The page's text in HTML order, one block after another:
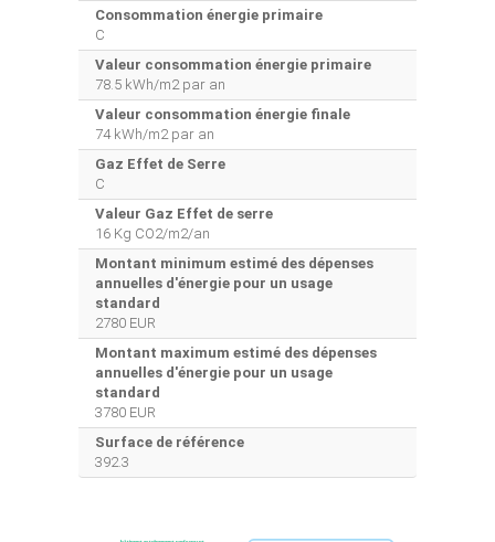
Consommation énergie primaire
C
Valeur consommation énergie primaire
78.5 kWh/m2 par an
Valeur consommation énergie finale
74 kWh/m2 par an
Gaz Effet de Serre
C
Valeur Gaz Effet de serre
16 Kg CO2/m2/an
Montant minimum estimé des dépenses
annuelles d'énergie pour un usage
standard
2780 EUR
Montant maximum estimé des dépenses
annuelles d'énergie pour un usage
standard
3780 EUR
Surface de référence
392.3